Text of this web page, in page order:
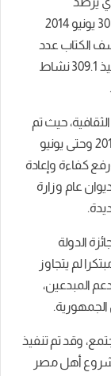
المشروعات التنموية في مصر خلال الفترة من 30 يونيو 2014
يكشف الكتاب عدد
المشروعات التي نفذتها الدولة فيما يتعلق بتنفيذ 309.1 نشاط
حيث تم
إفتتاح 56 موقعا ثقافيا في الفترة ما بين يوليو 2018 وحتى يونيو
كفاءة وإعادة
عام وزارة
جائزة الدولة
لم يتجاوز
المبدعين،
وقد تم تنفيذ
مشروع أهل مصر